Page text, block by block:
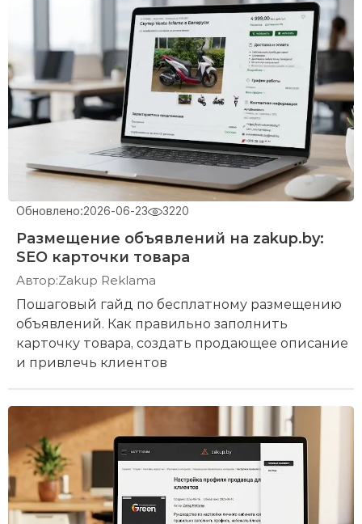
Обновлено:2026-06-23 3220
Размещение объявлений на zakup.by:
SEO карточки товара
Автор:Zakup Reklama
Пошаговый гайд по бесплатному размещению
объявлений. Как правильно заполнить
карточку товара, создать продающее описание
и привлечь клиентов